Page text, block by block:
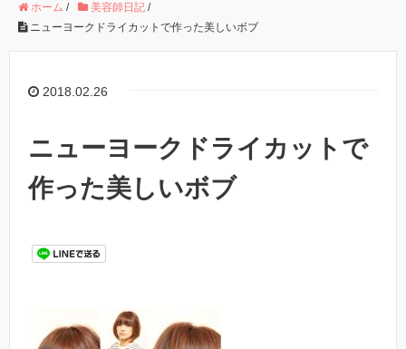
ホーム / 美容師日記 /
ニューヨークドライカットで作った美しいボブ
2018.02.26
ニューヨークドライカットで
作った美しいボブ